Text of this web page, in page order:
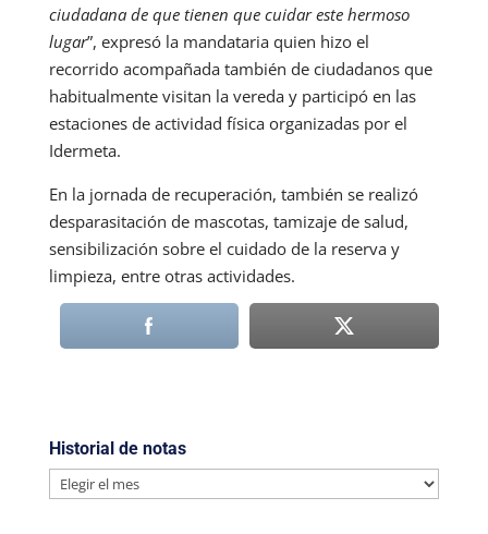
ciudadana de que tienen que cuidar este hermoso
lugar”, expresó la mandataria quien hizo el
recorrido acompañada también de ciudadanos que
habitualmente visitan la vereda y participó en las
estaciones de actividad física organizadas por el
Idermeta.
En la jornada de recuperación, también se realizó
desparasitación de mascotas, tamizaje de salud,
sensibilización sobre el cuidado de la reserva y
limpieza, entre otras actividades.
Historial de notas
Historial